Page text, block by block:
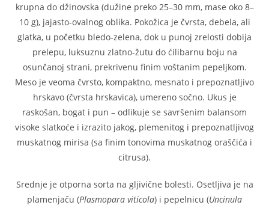
krupna do džinovska (dužine preko 25–30 mm, mase oko 8–
10 g), jajasto-ovalnog oblika. Pokožica je čvrsta, debela, ali
glatka, u početku bledo-zelena, dok u punoj zrelosti dobija
prelepu, luksuznu zlatno-žutu do ćilibarnu boju na
osunčanoj strani, prekrivenu finim voštanim pepeljkom.
Meso je veoma čvrsto, kompaktno, mesnato i prepoznatljivo
hrskavo (čvrsta hrskavica), umereno sočno. Ukus je
raskošan, bogat i pun – odlikuje se savršenim balansom
visoke slatkoće i izrazito jakog, plemenitog i prepoznatljivog
muskatnog mirisa (sa finim tonovima muskatnog oraščića i
citrusa).
Srednje je otporna sorta na gljivične bolesti. Osetljiva je na
plamenjaču (Plasmopara viticola) i pepelnicu (Uncinula